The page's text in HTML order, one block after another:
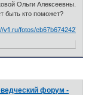
Ольги Алексеевны.
быть кто поможет?
vfl.ru/fotos/
форум -